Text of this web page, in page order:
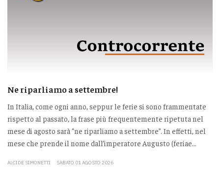
Ne riparliamo a settembre!
In Italia, come ogni anno, seppur le ferie si sono frammentate
rispetto al passato, la frase più frequentemente ripetuta nel
mese di agosto sarà “ne riparliamo a settembre”. In effetti, nel
mese che prende il nome dall’imperatore Augusto (feriae...
ALCIDE SIMONETTI SABATO 01 AGOSTO 2026